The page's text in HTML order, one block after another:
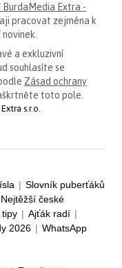
BurdaMedia Extra -
pracovat zejména k
a exkluzivní
souhlasíte se
Zásad ochrany
toto pole.
s.r.o.
| Slovník puberťáků
Nejtěžší české
tipy | Ajťák radí |
2026 | WhatsApp